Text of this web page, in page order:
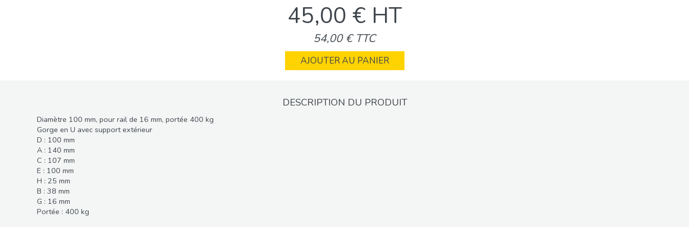
45,00 € HT
54,00 € TTC
AJOUTER AU PANIER
DESCRIPTION DU PRODUIT
Diamètre 100 mm, pour rail de 16 mm, portée 400 kg
Gorge en U avec support extérieur
D : 100 mm
A : 140 mm
C : 107 mm
E : 100 mm
H : 25 mm
B : 38 mm
G : 16 mm
Portée : 400 kg